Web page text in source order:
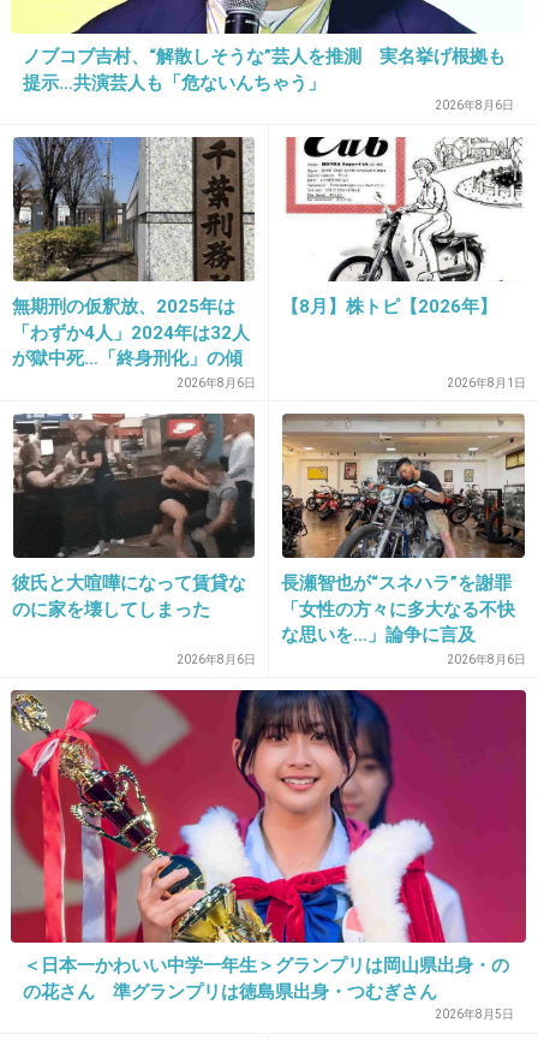
桜キレイなのに後を汚すな
これが日本人の民度か…花見後の公園が悲
girlschannel.net
これが日本人の民度か…花見後の公園が悲惨ことに@ds_box 元安川は、花
見客で賑わってるけど、、、毎年のことだけど放置ゴミ酷い。持って帰れ
よマジで…。 @ganno_satoshi 今日はマクドナルドのゴミが目立ちます。
住民？花見客？あなたの、ほんの少しの気持ちと...
2013/08/11(日) 06:31:13
私もこの間やられたばかりなんだけど、ゴミ箱
が少なくて新品の自転車のカゴに入れられた
その時のショックときたら…皆、自分に置き換
えること出来ないのかな？
+495 -6
22. 匿名2013/08/11(日) 06:31:13
このゴミが、税金で片付けられるなんて無駄使
いもいいとこだわ。
+356
23. 匿名 2013/08/11(日) 06:31:19
最悪。
ノブコブ吉村、“解散しそうな”芸人を推測 実名挙げ根拠も
提示…共演芸人も「危ないんちゃう」
2026年8月6日
無期刑の仮釈放、2025年は
「わずか4人」2024年は32人
が獄中死…「終身刑化」の傾
2026年8月6日
【8月】株トピ【2026年】
2026年8月1日
彼氏と大喧嘩になって賃貸な
のに家を壊してしまった
2026年8月6日
長瀬智也が“スネハラ”を謝罪
「女性の方々に多大なる不快
な思いを…」論争に言及
2026年8月6日
＜日本一かわいい中学一年生＞グランプリは岡山県出身・の
の花さん 準グランプリは徳島県出身・つむぎさん
2026年8月5日